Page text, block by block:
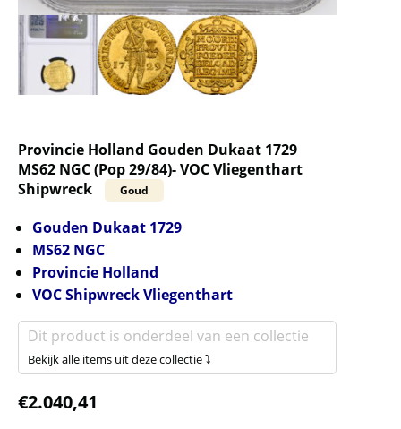
Provincie Holland Gouden Dukaat 1729
MS62 NGC (Pop 29/84)- VOC Vliegenthart
Shipwreck
Goud
Gouden Dukaat 1729
MS62 NGC
Provincie Holland
VOC Shipwreck Vliegenthart
Dit product is onderdeel van een collectie
Bekijk alle items uit deze collectie ⤵
€2.040,41